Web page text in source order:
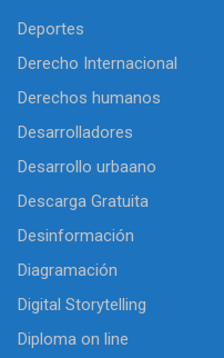
Deportes
Derecho Internacional
Derechos humanos
Desarrolladores
Desarrollo urbaano
Descarga Gratuita
Desinformación
Diagramación
Digital Storytelling
Diploma on line